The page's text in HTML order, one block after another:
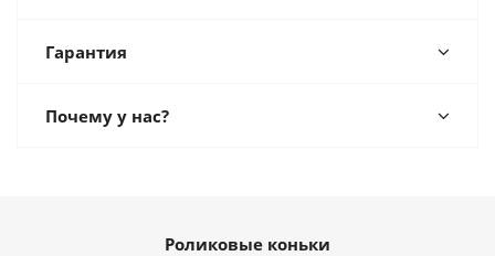
Гарантия
Почему у нас?
Роликовые коньки